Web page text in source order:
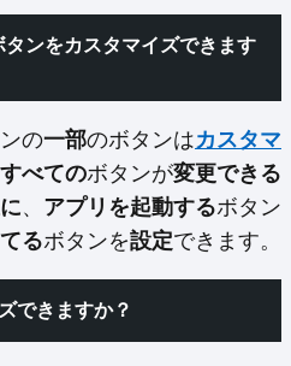
ンをカスタマイズできます
の一部のボタンはカスタマ
すべてのボタンが変更できる
、 アプリを起動するボタン
るボタンを設定できます。
できますか？